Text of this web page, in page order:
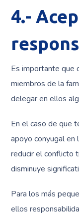
4.-
Es importante que
miembros de la
delegar en ellos
En el caso de que
apoyo conyugal en
reducir el conflicto
disminuye
Para los más
ellos